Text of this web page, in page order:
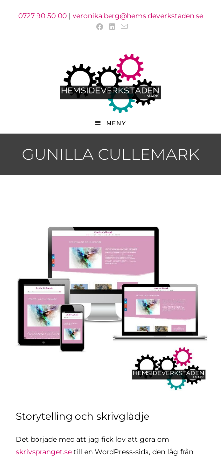
0727 90 50 00| veronika.berg@hemsideverkstaden.se
MENY
GUNILLA CULLEMARK
Storytelling och skrivglädje
Det började med att jag fick lov att göra om
skrivspranget.se till en WordPress-sida, den låg från